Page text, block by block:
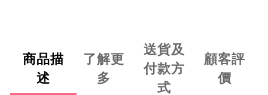
商品描
述
了解更
多
送貨及
付款方
式
顧客評
價